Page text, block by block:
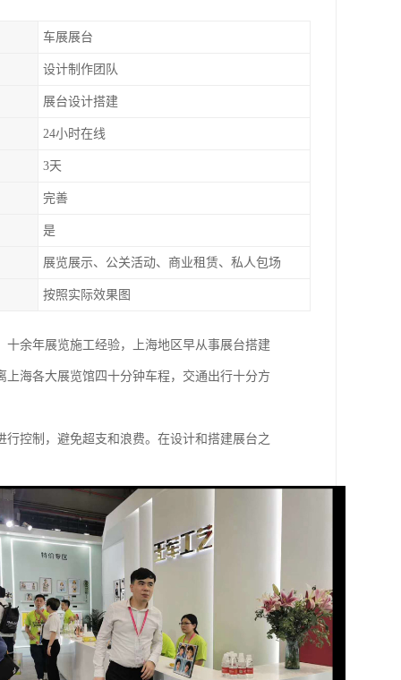
车展展台
设计制作团队
展台设计搭建
24小时在线
3天
完善
是
展览展示、公关活动、商业租赁、私人包场
按照实际效果图
十余年展览施工经验，上海地区早从事展台搭建
海各大展览馆四十分钟车程，交通出行十分方
控制，避免超支和浪费。在设计和搭建展台之